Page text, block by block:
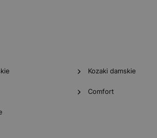
Kozaki damskie
Comfort